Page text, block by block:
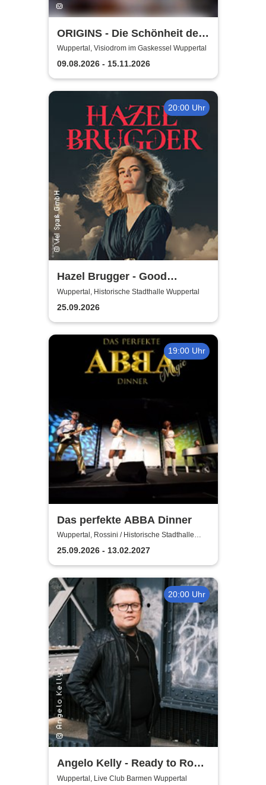
ORIGINS - Die Schönheit des
Lebens
Wuppertal, Visiodrom im Gaskessel Wuppertal
09.08.2026 - 15.11.2026
20:00 Uhr
Hazel Brugger - Good
Evening Europe
Wuppertal, Historische Stadthalle Wuppertal
25.09.2026
19:00 Uhr
Das perfekte ABBA Dinner
Wuppertal, Rossini / Historische Stadthalle
Wuppertal
25.09.2026 - 13.02.2027
20:00 Uhr
Angelo Kelly - Ready to Rock
- Tour 2026
Wuppertal, Live Club Barmen Wuppertal